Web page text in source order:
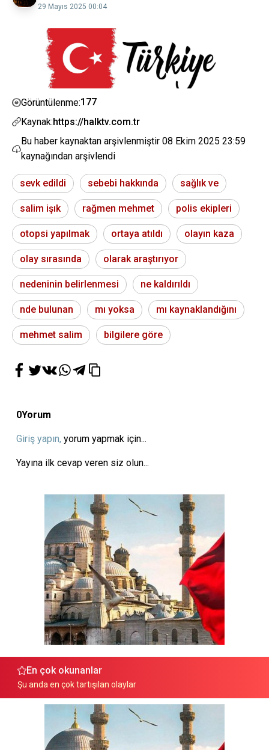
29 Mayıs 2025 00:04
Görüntülenme:177
Kaynak:https://halktv.com.tr
Bu haber kaynaktan arşivlenmiştir 08 Ekim 2025 23:59
kaynağından arşivlendi
sevk edildi sebebi hakkında sağlık ve
salim işık rağmen mehmet polis ekipleri
otopsi yapılmak ortaya atıldı olayın kaza
olay sırasında olarak araştırıyor
nedeninin belirlenmesi ne kaldırıldı
nde bulunan mı yoksa mı kaynaklandığını
mehmet salim bilgilere göre
0Yorum
Giriş yapın, yorum yapmak için...
Yayına ilk cevap veren siz olun...
En çok okunanlar
Şu anda en çok tartışılan olaylar